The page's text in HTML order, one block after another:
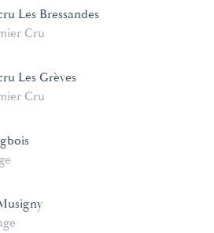
Les Bressandes
Cru
Les Grèves
Cru